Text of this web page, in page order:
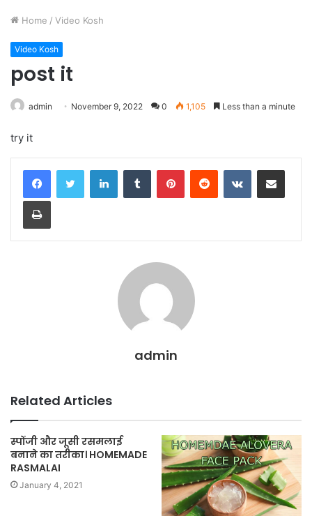
Home / Video Kosh
Video Kosh
post it
admin November 9, 2022 0 1,105 Less than a minute
try it
LinkedInTumblr PinterestReddit VKontakteShare via Email
Print
admin
Related Articles
स्पोंजी और जूसी रसमलाई
बनाने का तरीका। HOMEMADE
RASMALAI
January 4, 2021